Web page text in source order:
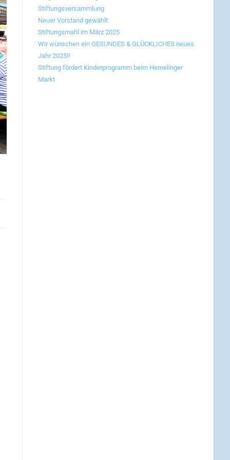
Stiftungsversammlung
Neuer Vorstand gewählt
Stiftungsmahl im März 2025
Wir wünschen ein GESUNDES & GLÜCKLICHES neues
Jahr 2025!!
Stiftung fördert Kinderprogramm beim Hemelinger
Markt